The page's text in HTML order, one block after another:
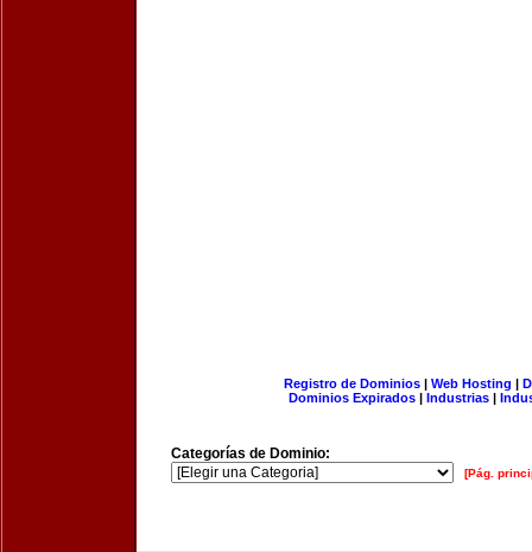
Registro de Dominios| Web Hosting |
Dominios Expirados | Industrias |
Categorías de Dominio:
[Pág.